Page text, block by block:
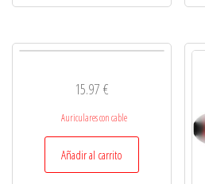
15.97 €
Auriculares con cable
Añadir al carrito